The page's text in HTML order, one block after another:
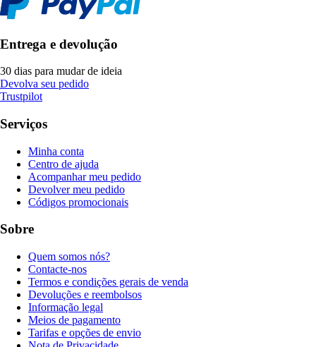
Entrega e devolução
30 dias para mudar de ideia
Devolva seu pedido
Trustpilot
Serviços
Minha conta
Centro de ajuda
Acompanhar meu pedido
Devolver meu pedido
Códigos promocionais
Sobre
Quem somos nós?
Contacte-nos
Termos e condições gerais de venda
Devoluções e reembolsos
Informação legal
Meios de pagamento
Tarifas e opções de envio